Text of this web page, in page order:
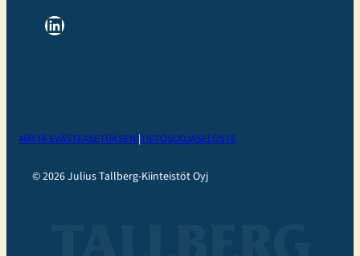
LinkedIn
NÄYTÄ EVÄSTEASETUKSENI|TIETOSUOJASELOSTE
© 2026 Julius Tallberg-Kiinteistöt Oyj